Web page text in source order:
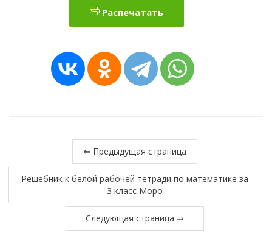
Распечатать
⇐ Предыдущая страница
Решебник к белой рабочей тетради по математике за
3 класс Моро
Следующая страница ⇒